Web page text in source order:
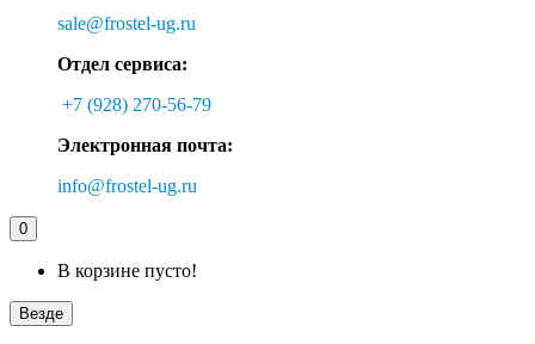
sale@frostel-ug.ru
Отдел сервиса:
+7 (928) 270-56-79
Электронная почта:
info@frostel-ug.ru
0
В корзине пусто!
Везде